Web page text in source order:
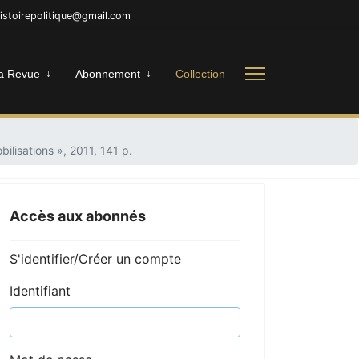
Revue Abonnement Collection
», 2011, 141 p.
Accès aux abonnés
S'identifier/Créer un compte
Identifiant